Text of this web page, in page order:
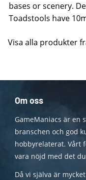
bases or scenery.
Toadstools have
Visa alla produkter
Om oss
GameManiacs är en
branschen och god
hobbyrelaterat. Vårt
vara nöjd med det
Då vi själva är